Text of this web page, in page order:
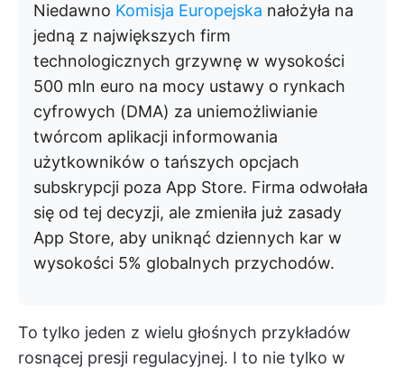
Niedawno Komisja Europejska nałożyła na
jedną z największych firm
technologicznych grzywnę w wysokości
500 mln euro na mocy ustawy o rynkach
cyfrowych (DMA) za uniemożliwianie
twórcom aplikacji informowania
użytkowników o tańszych opcjach
subskrypcji poza App Store. Firma odwołała
się od tej decyzji, ale zmieniła już zasady
App Store, aby uniknąć dziennych kar w
wysokości 5% globalnych przychodów.
To tylko jeden z wielu głośnych przykładów
rosnącej presji regulacyjnej. I to nie tylko w